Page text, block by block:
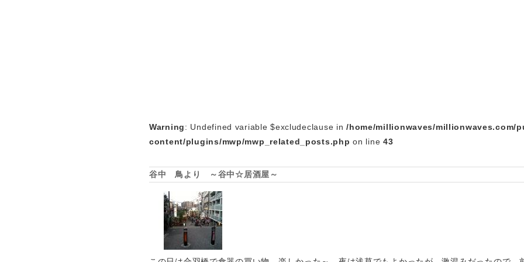
Warning: Undefined variable $excludeclause in/home/millionwaves/millionwaves.com/
content/plugins/mwp/mwp_related_posts.php on line43
谷中 鳥より ～谷中☆居酒屋～